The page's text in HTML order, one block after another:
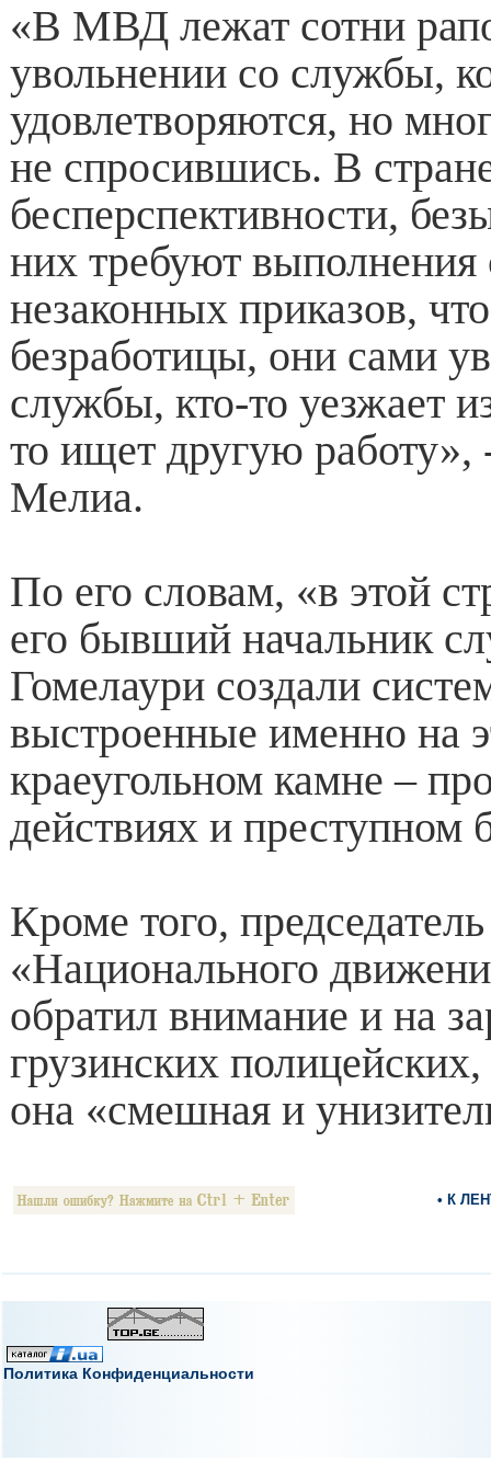
«В МВД лежат сотни
увольнении со службы,
удовлетворяются, но
не спросившись. В
бесперспективности,
них требуют выполнения
незаконных приказов,
безработицы, они сами
службы, кто-то уезжает
то ищет другую работу»,
Мелиа.
По его словам, «в этой
его бывший начальник
Гомелаури создали
выстроенные именно на
краеугольном камне –
действиях и преступном
Кроме того, председатель
«Национального
обратил внимание и на
грузинских
она «смешная и
• К
Политика Конфиденциальности